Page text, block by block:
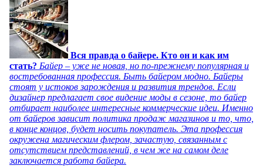
Вся правда о байере. Кто он и как им
стать? Байер – уже не новая, но по-прежнему популярная и
востребованная профессия. Быть байером модно. Байеры
стоят у истоков зарождения и развития трендов. Если
дизайнер предлагает свое видение моды в сезоне, то байер
отбирает наиболее интересные коммерческие идеи. Именно
от байеров зависит политика продаж магазинов и то, что,
в конце концов, будет носить покупатель. Эта профессия
окружена магическим флером, зачастую, связанным с
отсутствием представлений, в чем же на самом деле
заключается работа байера.